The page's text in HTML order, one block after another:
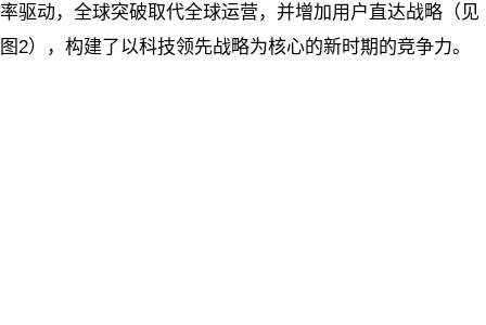
率驱动，全球突破取代全球运营，并增加用户直达战略（见
图2），构建了以科技领先战略为核心的新时期的竞争力。